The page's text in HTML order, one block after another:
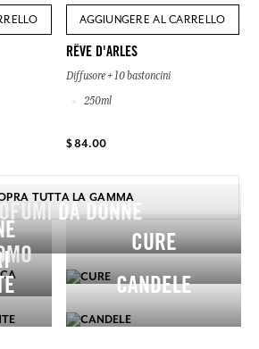
AGGIUNGERE AL CARRELLO
RÊVE D'ARLES
Diffusore + 10 bastoncini
250ml
$ 84.00
TUTTA LA GAMMA
DA DONNE
CURE
CANDELE